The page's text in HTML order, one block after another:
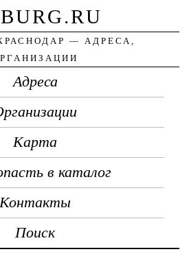
— АДРЕСА,
Адреса
Карта
в каталог
Контакты
Поиск